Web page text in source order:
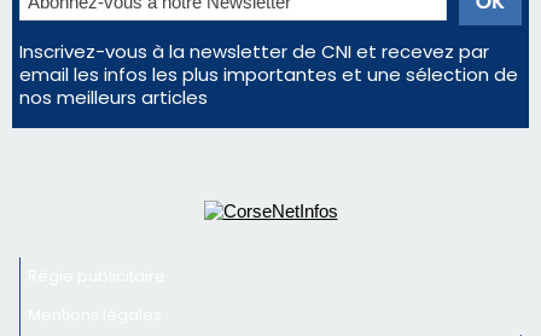
Régie publicitaire
Mentions légales
Nous contacter